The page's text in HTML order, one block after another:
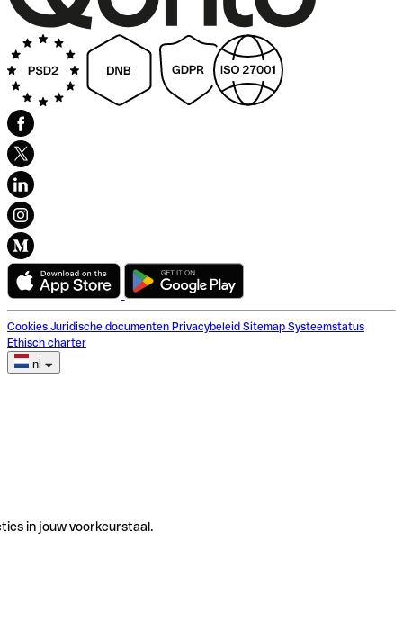
Cookies Juridische documenten Privacybeleid Sitemap Systeemstatus
Ethisch charter
nl
in jouw voorkeurstaal.